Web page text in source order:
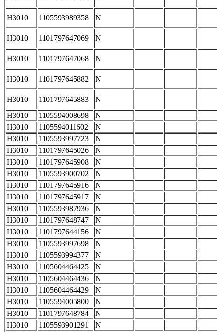
H3010 1105593989358 N
H3010 1101797647069 N
H3010 1101797647068 N
H3010 1101797645882 N
H3010 1101797645883
N
H3010
1105594008698
N
H3010
1105594011602
N
H3010
1105593997723
N
H3010
1101797645026
N
H3010
1101797645908
N
H3010
1105593900702
N
H3010
1101797645916
N
H3010
1101797645917
N
H3010
1105593987936
N
H3010
1101797648747
N
H3010
1101797644156
N
H3010
1105593997698
N
H3010
1105593994377
N
H3010
1105604464425
N
H3010
1105604464436
N
H3010
1105604464429
N
H3010
1105594005800
N
H3010
1101797648784
N
H3010
1105593901291
N